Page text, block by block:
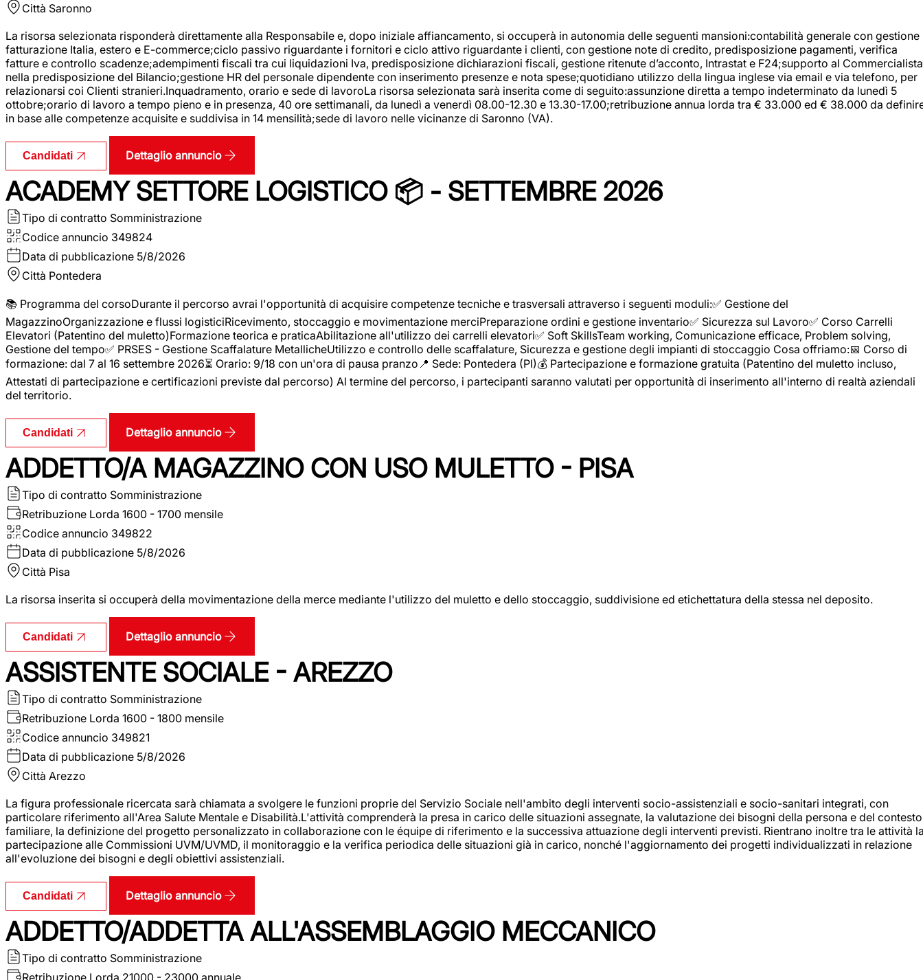
Città Saronno
La risorsa selezionata risponderà direttamente alla Responsabile e, dopo iniziale affiancamento, si occuperà in autonomia delle seguenti mansioni:contabilità generale con gestione
fatturazione Italia, estero e E-commerce;ciclo passivo riguardante i fornitori e ciclo attivo riguardante i clienti, con gestione note di credito, predisposizione pagamenti, verifica
fatture e controllo scadenze;adempimenti fiscali tra cui liquidazioni Iva, predisposizione dichiarazioni fiscali, gestione ritenute d’acconto, Intrastat e F24;supporto al Commercialista
nella predisposizione del Bilancio;gestione HR del personale dipendente con inserimento presenze e nota spese;quotidiano utilizzo della lingua inglese via email e via telefono, per
relazionarsi coi Clienti stranieri.Inquadramento, orario e sede di lavoroLa risorsa selezionata sarà inserita come di seguito:assunzione diretta a tempo indeterminato da lunedì 5
ottobre;orario di lavoro a tempo pieno e in presenza, 40 ore settimanali, da lunedì a venerdì 08.00-12.30 e 13.30-17.00;retribuzione annua lorda tra € 33.000 ed € 38.000 da
in base alle competenze acquisite e suddivisa in 14 mensilità;sede di lavoro nelle vicinanze di Saronno (VA).
Candidati Dettaglio annuncio
ACADEMY SETTORE LOGISTICO 📦 - SETTEMBRE 2026
Tipo di contratto Somministrazione
Codice annuncio 349824
Data di pubblicazione 5/8/2026
Città Pontedera
📚 Programma del corsoDurante il percorso avrai l'opportunità di acquisire competenze tecniche e trasversali attraverso i seguenti moduli:✅ Gestione del
MagazzinoOrganizzazione e flussi logisticiRicevimento, stoccaggio e movimentazione merciPreparazione ordini e gestione inventario✅ Sicurezza sul Lavoro✅ Corso Carrelli
Elevatori (Patentino del muletto)Formazione teorica e praticaAbilitazione all'utilizzo dei carrelli elevatori✅ Soft SkillsTeam working, Comunicazione efficace, Problem solving,
Gestione del tempo✅ PRSES - Gestione Scaffalature MetallicheUtilizzo e controllo delle scaffalature, Sicurezza e gestione degli impianti di stoccaggio Cosa offriamo:📅 Corso di
formazione: dal 7 al 16 settembre 2026⏳ Orario: 9/18 con un'ora di pausa pranzo📍 Sede: Pontedera (PI)💰 Partecipazione e formazione gratuita (Patentino del muletto incluso,
Attestati di partecipazione e certificazioni previste dal percorso) Al termine del percorso, i partecipanti saranno valutati per opportunità di inserimento all'interno di realtà aziendali
del territorio.
Candidati Dettaglio annuncio
ADDETTO/A MAGAZZINO CON USO MULETTO - PISA
Tipo di contratto Somministrazione
Retribuzione Lorda 1600 - 1700 mensile
Codice annuncio 349822
Data di pubblicazione 5/8/2026
Città Pisa
La risorsa inserita si occuperà della movimentazione della merce mediante l'utilizzo del muletto e dello stoccaggio, suddivisione ed etichettatura della stessa nel deposito.
Candidati Dettaglio annuncio
ASSISTENTE SOCIALE - AREZZO
Tipo di contratto Somministrazione
Retribuzione Lorda 1600 - 1800 mensile
Codice annuncio 349821
Data di pubblicazione 5/8/2026
Città Arezzo
La figura professionale ricercata sarà chiamata a svolgere le funzioni proprie del Servizio Sociale nell'ambito degli interventi socio-assistenziali e socio-sanitari integrati, con
particolare riferimento all'Area Salute Mentale e Disabilità.L'attività comprenderà la presa in carico delle situazioni assegnate, la valutazione dei bisogni della persona e del contesto
familiare, la definizione del progetto personalizzato in collaborazione con le équipe di riferimento e la successiva attuazione degli interventi previsti. Rientrano inoltre tra le attività
partecipazione alle Commissioni UVM/UVMD, il monitoraggio e la verifica periodica delle situazioni già in carico, nonché l'aggiornamento dei progetti individualizzati in relazione
all'evoluzione dei bisogni e degli obiettivi assistenziali.
Candidati Dettaglio annuncio
ADDETTO/ADDETTA ALL'ASSEMBLAGGIO MECCANICO
Tipo di contratto Somministrazione
Retribuzione Lorda 21000 - 23000 annuale